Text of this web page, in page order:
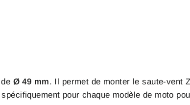
Ø 49 mm. Il permet de monter le saute-vent
pour chaque modèle de moto